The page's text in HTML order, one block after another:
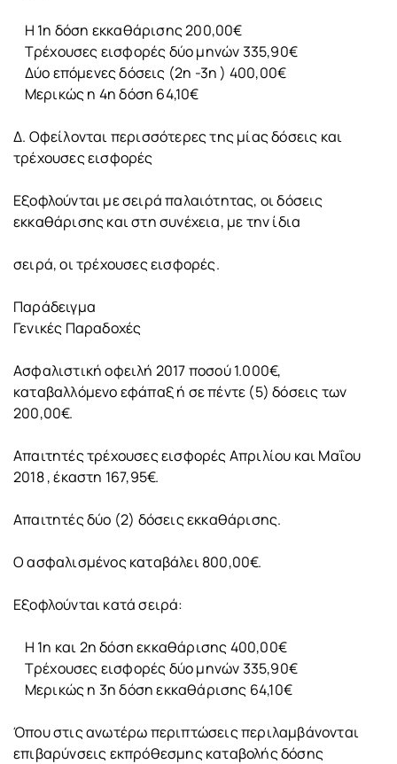
Η 1η δόση εκκαθάρισης 200,00€
Τρέχουσες εισφορές δύο μηνών 335,90€
Δύο επόμενες δόσεις (2η -3η ) 400,00€
Μερικώς η 4η δόση 64,10€
Δ. Οφείλονται περισσότερες της μίας δόσεις και
τρέχουσες εισφορές
Εξοφλούνται με σειρά παλαιότητας, οι δόσεις
εκκαθάρισης και στη συνέχεια, με την ίδια
σειρά, οι τρέχουσες εισφορές.
Παράδειγμα
Γενικές Παραδοχές
Ασφαλιστική οφειλή 2017 ποσού 1.000€,
καταβαλλόμενο εφάπαξ ή σε πέντε (5) δόσεις των
200,00€.
Απαιτητές τρέχουσες εισφορές Απριλίου και Μαΐου
2018 , έκαστη 167,95€.
Απαιτητές δύο (2) δόσεις εκκαθάρισης.
Ο ασφαλισμένος καταβάλει 800,00€.
Εξοφλούνται κατά σειρά:
Η 1η και 2η δόση εκκαθάρισης 400,00€
Τρέχουσες εισφορές δύο μηνών 335,90€
Μερικώς η 3η δόση εκκαθάρισης 64,10€
Όπου στις ανωτέρω περιπτώσεις περιλαμβάνονται
επιβαρύνσεις εκπρόθεσμης καταβολής δόσης